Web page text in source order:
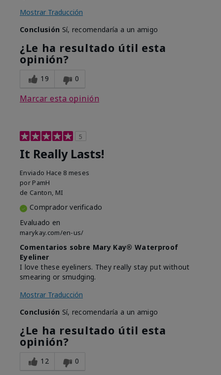
Mostrar Traducción
Conclusión Sí, recomendaría a un amigo
¿Le ha resultado útil esta
opinión?
19 0
Marcar esta opinión
5
It Really Lasts!
Enviado Hace 8 meses
por PamH
de Canton, MI
Comprador verificado
Evaluado en
marykay.com/en-us/
Comentarios sobre Mary Kay® Waterproof
Eyeliner
I love these eyeliners. They really stay put without
smearing or smudging.
Mostrar Traducción
Conclusión Sí, recomendaría a un amigo
¿Le ha resultado útil esta
opinión?
12 0